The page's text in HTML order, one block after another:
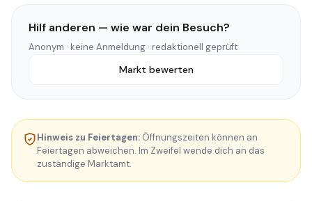
Hilf anderen — wie war dein Besuch?
Anonym · keine Anmeldung · redaktionell geprüft
Markt bewerten
Hinweis zu Feiertagen: Öffnungszeiten können an
Feiertagen abweichen. Im Zweifel wende dich an das
zuständige Marktamt.